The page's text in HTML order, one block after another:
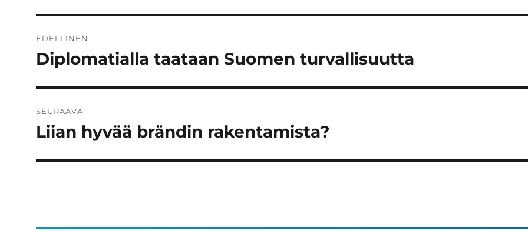
selaus
EDELLINEN
Edellinen
Diplomatialla taataan Suomen turvallisuutta
SEURAAVA
Seuraava
Liian hyvää brändin rakentamista?